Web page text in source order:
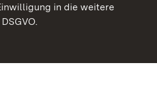
in die weitere